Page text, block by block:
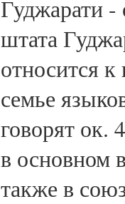
Гуджарати
штата
относится
семье
говорят ок.
в основном
также в